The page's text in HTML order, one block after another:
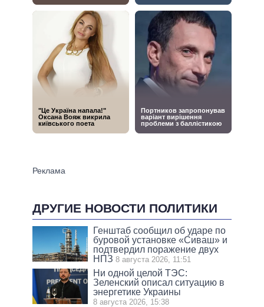
ДРУГИЕ НОВОСТИ ПОЛИТИКИ
Генштаб сообщил об ударе по
буровой установке «Сиваш» и
подтвердил поражение двух
НПЗ 8 августа 2026, 11:51
Ни одной целой ТЭС:
Зеленский описал ситуацию в
энергетике Украины
8 августа 2026, 15:38